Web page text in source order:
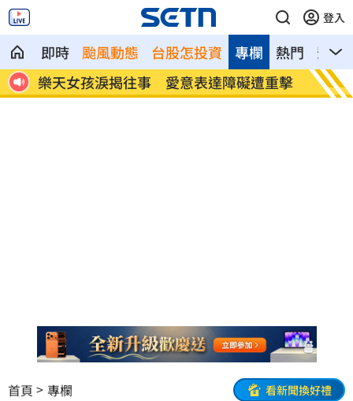
登入
即時 颱風動態 台股怎投資 熱門 影音
專欄
油
樂天女孩淚揭往事 愛意表達障礙遭重擊
一張
萬
首頁 專欄 看新聞換好禮